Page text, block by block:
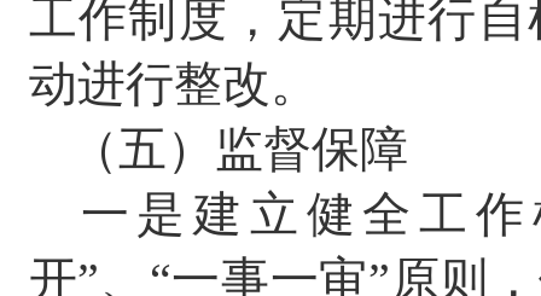
工作制度，定期进行
动进行整改。
（五）监督保障
一是建立健全工
开”、 “一事一审”原则